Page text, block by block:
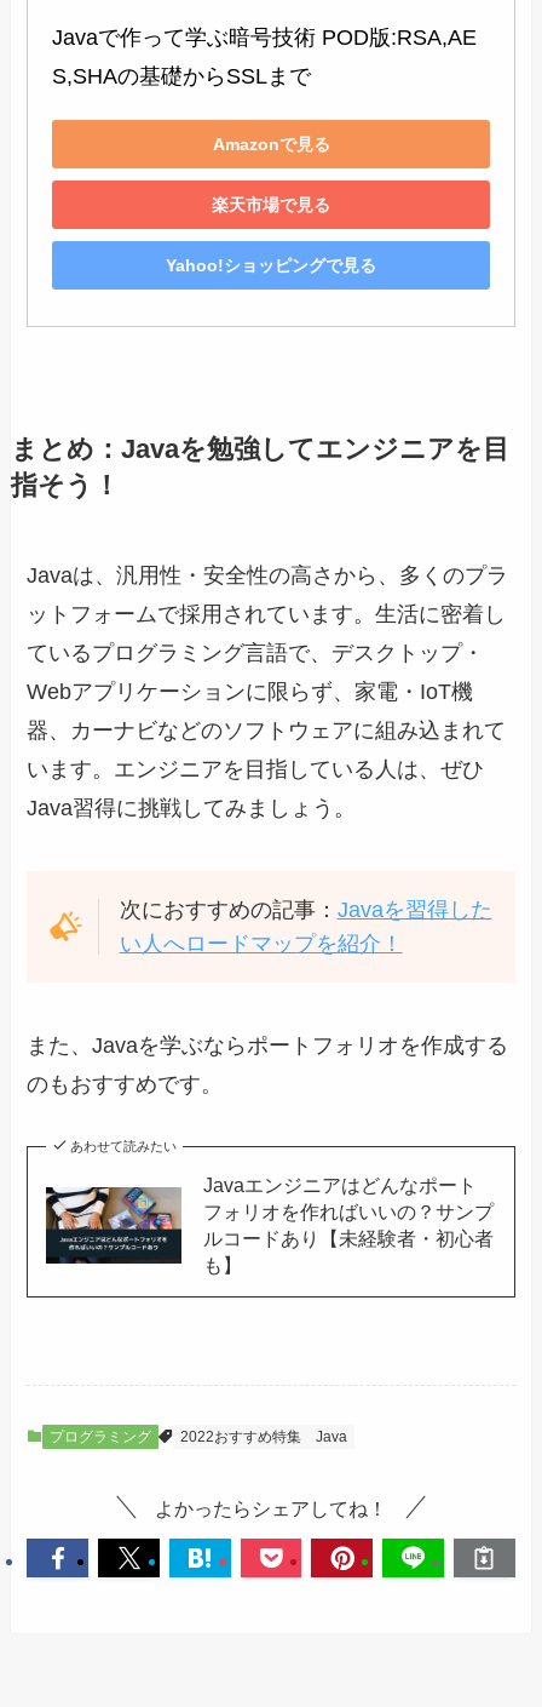
Javaで作って学ぶ暗号技術 POD版:RSA,AE
S,SHAの基礎からSSLまで
Amazonで見る
楽天市場で見る
Yahoo!ショッピングで見る
まとめ：Javaを勉強してエンジニアを目
指そう！
Javaは、汎用性・安全性の高さから、多くのプラ
ットフォームで採用されています。生活に密着し
ているプログラミング言語で、デスクトップ・
Webアプリケーションに限らず、家電・IoT機
器、カーナビなどのソフトウェアに組み込まれて
います。エンジニアを目指している人は、ぜひ
Java習得に挑戦してみましょう。
次におすすめの記事： Javaを習得した
い人へロードマップを紹介！
また、Javaを学ぶならポートフォリオを作成する
のもおすすめです。
あわせて読みたい
Javaエンジニアはどんなポート
フォリオを作ればいいの？サンプ
ルコードあり【未経験者・初心者
も】
プログラミング 2022おすすめ特集 Java
よかったらシェアしてね！